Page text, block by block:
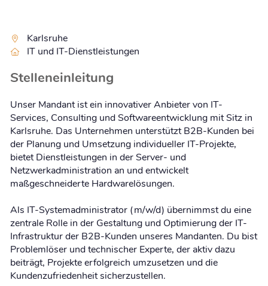
Karlsruhe
IT und IT-Dienstleistungen
Stelleneinleitung
Unser Mandant ist ein innovativer Anbieter von IT-
Services, Consulting und Softwareentwicklung mit Sitz in
Karlsruhe. Das Unternehmen unterstützt B2B-Kunden bei
der Planung und Umsetzung individueller IT-Projekte,
bietet Dienstleistungen in der Server- und
Netzwerkadministration an und entwickelt
maßgeschneiderte Hardwarelösungen.
Als IT-Systemadministrator (m/w/d) übernimmst du eine
zentrale Rolle in der Gestaltung und Optimierung der IT-
Infrastruktur der B2B-Kunden unseres Mandanten. Du bist
Problemlöser und technischer Experte, der aktiv dazu
beiträgt, Projekte erfolgreich umzusetzen und die
Kundenzufriedenheit sicherzustellen.